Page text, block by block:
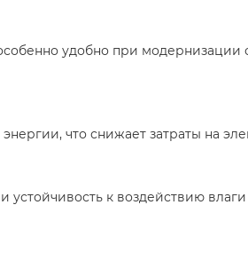
удобно при
что снижает затраты на
к воздействию